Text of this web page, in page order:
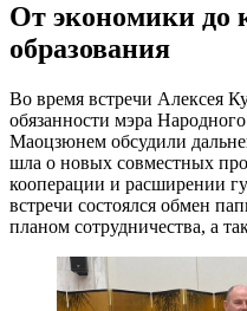
От экономики до
образования
Во время встречи Алексея
обязанности мэра
Маоцзюнем обсудили
шла о новых совместных
кооперации и расширении
встречи состоялся обмен
планом сотрудничества, а